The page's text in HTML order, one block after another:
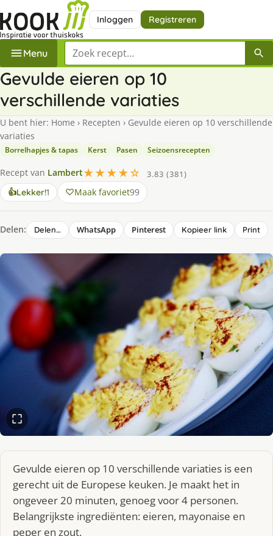
Inloggen Registreren
Menu Zoek een recept
Gevulde eieren op 10
verschillende variaties
U bent hier: Home › Recepten › Gevulde eieren op 10 verschillende
variaties
Borrelhapjes & tapas Kerst Pasen Seizoensrecepten
Recept van Lambert★★★★☆
3.83 (381)
👍Lekker!1 keer
lekker
Maak favoriet99
Delen: Delen… WhatsApp Pinterest Kopieer link Print
Gevulde eieren op 10 verschillende variaties is een
gerecht uit de Europese keuken. Je maakt het in
ongeveer 20 minuten, genoeg voor 4 personen.
Belangrijkste ingrediënten: eieren, mayonaise en
peper en zout.